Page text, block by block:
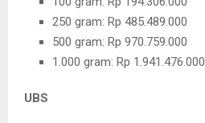
250 gram: Rp 485.489.000
500 gram: Rp 970.759.000
1.000 gram: Rp 1.941.476.000
UBS